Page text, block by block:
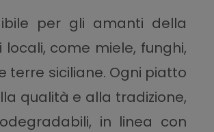
per gli amanti della
come miele, funghi,
terre siciliane. Ogni piatto
qualità e alla tradizione,
in linea con